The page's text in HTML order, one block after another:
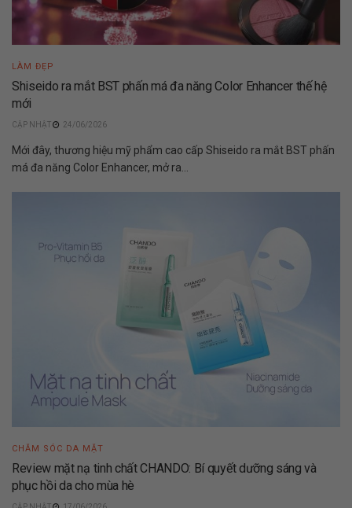
LÀM ĐẸP
Shiseido ra mắt BST phấn má đa năng Color Enhancer thế hệ
mới
24/06/2026
Mới đây, thương hiệu mỹ phẩm cao cấp Shiseido ra mắt BST phấn
má đa năng Color Enhancer, mở ra...
CHĂM SÓC DA MẶT
Review mặt nạ tinh chất CHANDO: Bí quyết dưỡng sáng và
phục hồi da cho mùa hè